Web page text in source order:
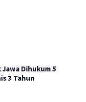
Dihukum 5
3 Tahun